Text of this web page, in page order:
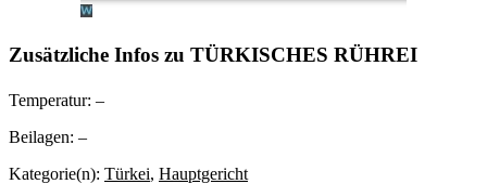
Zusätzliche Infos zu TÜRKISCHES RÜHREI
Temperatur: –
Beilagen: –
Kategorie(n): Türkei, Hauptgericht